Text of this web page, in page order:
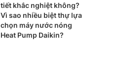
tiết khắc nghiệt không?
Vì sao nhiều biệt thự lựa
chọn máy nước nóng
Heat Pump Daikin?